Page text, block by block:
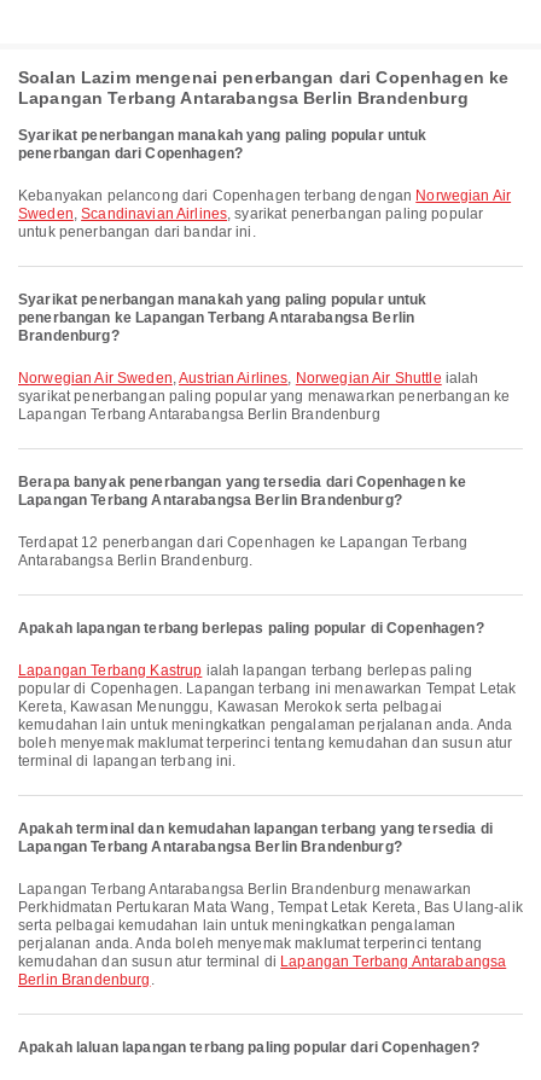
Soalan Lazim mengenai penerbangan dari Copenhagen ke
Lapangan Terbang Antarabangsa Berlin Brandenburg
Syarikat penerbangan manakah yang paling popular untuk
penerbangan dari Copenhagen?
Kebanyakan pelancong dari Copenhagen terbang dengan Norwegian Air
Sweden,Scandinavian Airlines, syarikat penerbangan paling popular
untuk penerbangan dari bandar ini.
Syarikat penerbangan manakah yang paling popular untuk
penerbangan ke Lapangan Terbang Antarabangsa Berlin
Brandenburg?
Norwegian Air Sweden,Austrian Airlines, Norwegian Air Shuttle ialah
syarikat penerbangan paling popular yang menawarkan penerbangan ke
Lapangan Terbang Antarabangsa Berlin Brandenburg
Berapa banyak penerbangan yang tersedia dari Copenhagen ke
Lapangan Terbang Antarabangsa Berlin Brandenburg?
Terdapat 12 penerbangan dari Copenhagen ke Lapangan Terbang
Antarabangsa Berlin Brandenburg.
Apakah lapangan terbang berlepas paling popular di Copenhagen?
Lapangan Terbang Kastrup ialah lapangan terbang berlepas paling
popular di Copenhagen. Lapangan terbang ini menawarkan Tempat Letak
Kereta, Kawasan Menunggu, Kawasan Merokok serta pelbagai
kemudahan lain untuk meningkatkan pengalaman perjalanan anda. Anda
boleh menyemak maklumat terperinci tentang kemudahan dan susun atur
terminal di lapangan terbang ini.
Apakah terminal dan kemudahan lapangan terbang yang tersedia di
Lapangan Terbang Antarabangsa Berlin Brandenburg?
Lapangan Terbang Antarabangsa Berlin Brandenburg menawarkan
Perkhidmatan Pertukaran Mata Wang, Tempat Letak Kereta, Bas Ulang-alik
serta pelbagai kemudahan lain untuk meningkatkan pengalaman
perjalanan anda. Anda boleh menyemak maklumat terperinci tentang
kemudahan dan susun atur terminal di Lapangan Terbang Antarabangsa
Berlin Brandenburg .
Apakah laluan lapangan terbang paling popular dari Copenhagen?